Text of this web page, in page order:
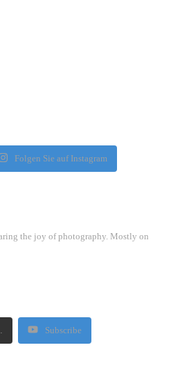
Folgen Sie auf Instagram
the joy of photography. Mostly on
Subscribe